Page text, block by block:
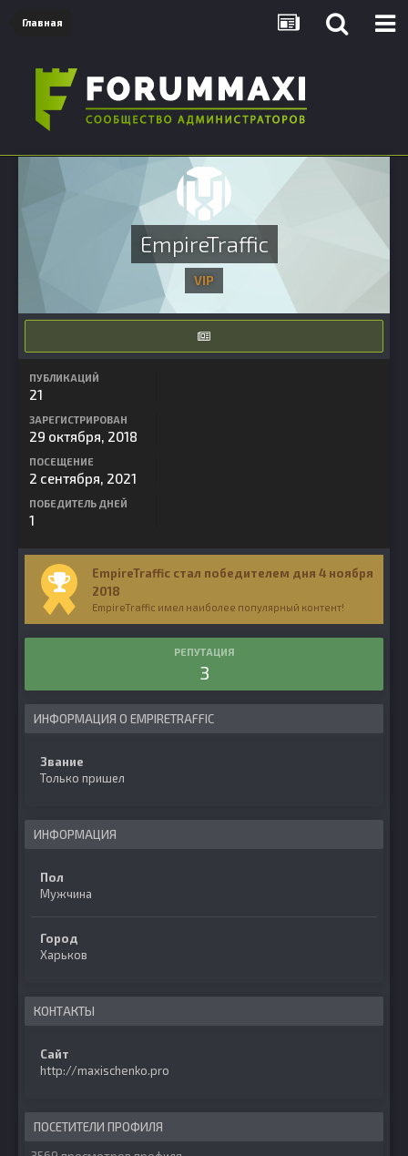
Главная
EmpireTraffic
VIP
ПУБЛИКАЦИЙ
21
ЗАРЕГИСТРИРОВАН
29 октября, 2018
ПОСЕЩЕНИЕ
2 сентября, 2021
ПОБЕДИТЕЛЬ ДНЕЙ
1
EmpireTraffic стал победителем дня 4 ноября
2018
EmpireTraffic имел наиболее популярный контент!
РЕПУТАЦИЯ
3
ИНФОРМАЦИЯ О EMPIRETRAFFIC
Звание
Только пришел
ИНФОРМАЦИЯ
Пол
Мужчина
Город
Харьков
КОНТАКТЫ
Сайт
http://maxischenko.pro
ПОСЕТИТЕЛИ ПРОФИЛЯ